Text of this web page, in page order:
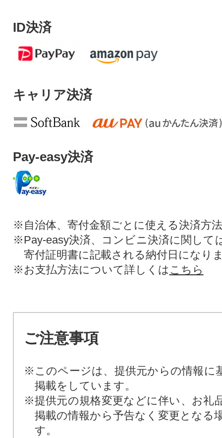
ID決済
キャリア決済
Pay-easy決済
※自治体、寄付金額ごとに使える決済方
※Pay-easy決済、コンビニ決済に関して
寄付証明書に記載される納付日になり
※お支払方法について詳しくは こちら
ご注意事項
※このページは、提供元からの情報に
掲載をしています。
※提供元の規格変更などに伴い、お礼
掲載の情報から予告なく変更となる
す。